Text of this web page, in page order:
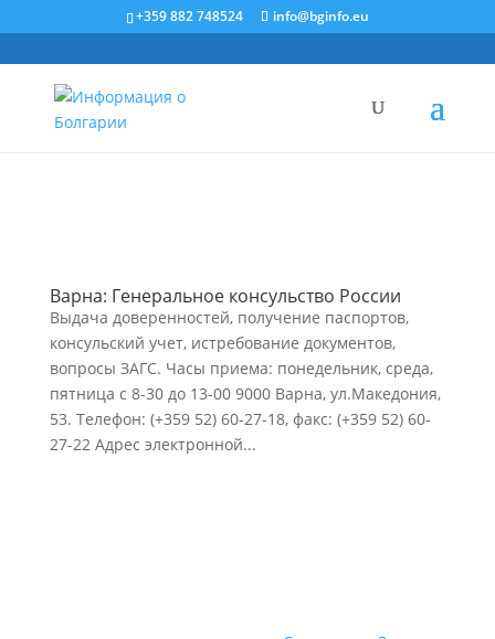
+359 882 748524 info@bginfo.eu
Варна: Генеральное консульство России
Выдача доверенностей, получение паспортов,
консульский учет, истребование документов,
вопросы ЗАГС. Часы приема: понедельник, среда,
пятница с 8-30 до 13-00 9000 Варна, ул.Македония,
53. Телефон: (+359 52) 60-27-18, факс: (+359 52) 60-
27-22 Адрес электронной...